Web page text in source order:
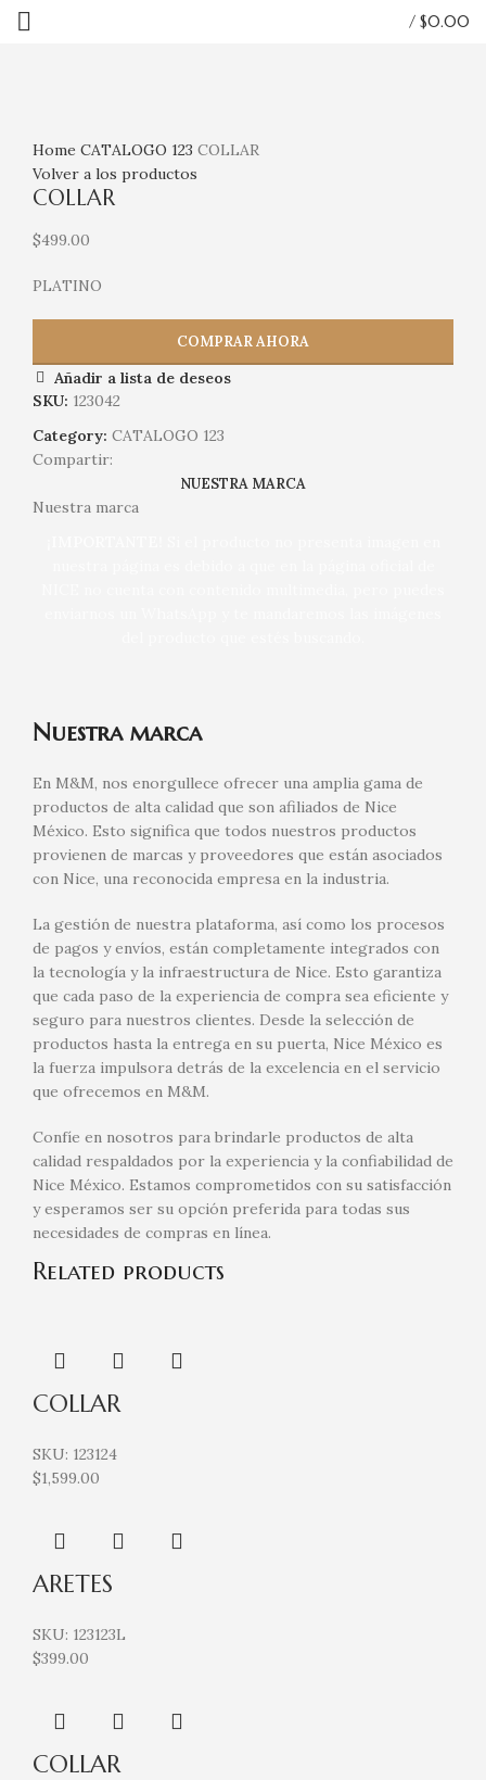
/ $0.00
Home CATALOGO 123 COLLAR
Volver a los productos
COLLAR
$499.00
PLATINO
COMPRAR AHORA
Añadir a lista de deseos
SKU: 123042
Category: CATALOGO 123
Compartir:
NUESTRA MARCA
Nuestra marca
Nuestra marca
En M&M, nos enorgullece ofrecer una amplia gama de
productos de alta calidad que son afiliados de Nice
México. Esto significa que todos nuestros productos
provienen de marcas y proveedores que están asociados
con Nice, una reconocida empresa en la industria.
La gestión de nuestra plataforma, así como los procesos
de pagos y envíos, están completamente integrados con
la tecnología y la infraestructura de Nice. Esto garantiza
que cada paso de la experiencia de compra sea eficiente y
seguro para nuestros clientes. Desde la selección de
productos hasta la entrega en su puerta, Nice México es
la fuerza impulsora detrás de la excelencia en el servicio
que ofrecemos en M&M.
Confíe en nosotros para brindarle productos de alta
calidad respaldados por la experiencia y la confiabilidad de
Nice México. Estamos comprometidos con su satisfacción
y esperamos ser su opción preferida para todas sus
necesidades de compras en línea.
Related products
COLLAR
SKU: 123124
$1,599.00
ARETES
SKU: 123123L
$399.00
COLLAR